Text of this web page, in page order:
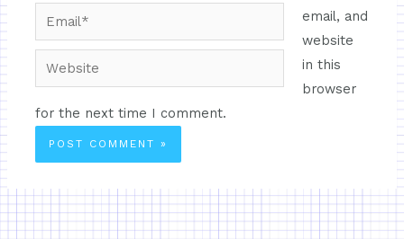
email, and
website
in this
browser
for the next time I comment.